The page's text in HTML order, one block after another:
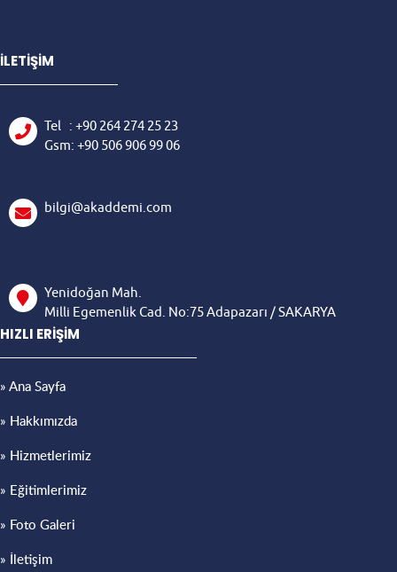
İLETİŞİM
Tel : +90 264 274 25 23
Gsm: +90 506 90699 06
bilgi@akaddemi.com
Yenidoğan Mah.
Milli Egemenlik Cad. No:75 Adapazarı / SAKARYA
HIZLI ERİŞİM
» Ana Sayfa
» Hakkımızda
» Hizmetlerimiz
» Eğitimlerimiz
» Foto Galeri
» İletişim